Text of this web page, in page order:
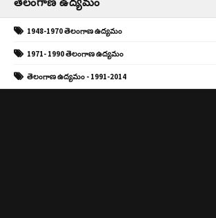
1948-1970 తెలంగాణ ఉద్యమం
1971- 1990 తెలంగాణ ఉద్యమం
తెలంగాణ ఉద్యమం - 1991-2014